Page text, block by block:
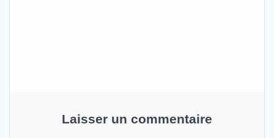
Laisser un commentaire